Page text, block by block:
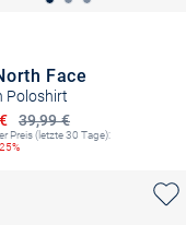
Face
Poloshirt
39,99 €
Preis
Preis (letzte 30 Tage):